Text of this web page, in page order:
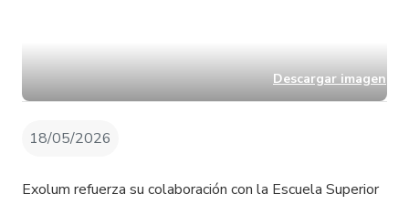
Descargar imagen
18/05/2026
Exolum refuerza su colaboración con la Escuela Superior